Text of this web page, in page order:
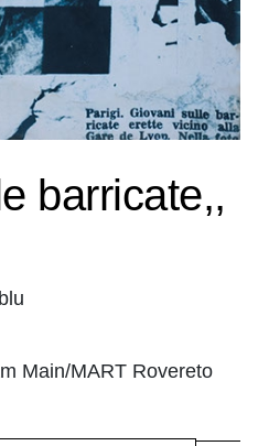
barricate,,
Main/MART Rovereto